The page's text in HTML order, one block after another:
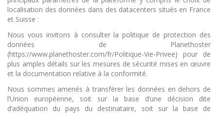
localisation des données dans des datacenters situés en France
et Suisse :
Nous vous invitons à consulter la politique de protection des
données de Planethoster
(https://www.planethoster.com/fr/Politique-Vie-Privee) pour de
plus amples détails sur les mesures de sécurité mises en œuvre
et la documentation relative à la conformité.
Nous sommes amenés à transférer les données en dehors de
l’Union européenne, soit sur la base d’une décision dite
d’adéquation du pays du destinataire, soit sur la base de